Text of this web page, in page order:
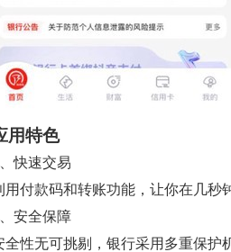
用特色
快速交易
用付款码和转账功能，让你在几秒
安全保障
全性无可挑剔，银行采用多重保护